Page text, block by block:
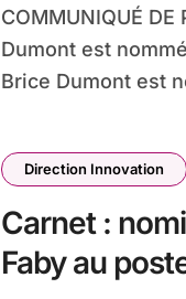
COMMUNIQUÉ DE PRESSE Jean-Brice
Dumont est
Brice Dumont est
Direction Innovation
Carnet :
Faby au